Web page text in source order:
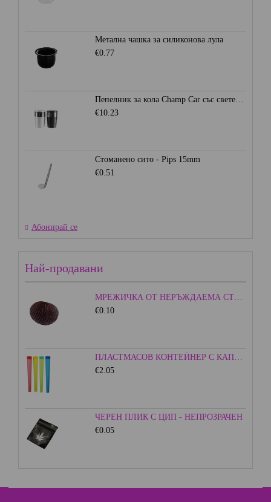
Метална чашка за силиконова лула
€0.77
Пепелник за кола Champ Car със светеща LED светлина
€10.23
Стоманено сито - Pips 15mm
€0.51
Абонирай се
Най-продавани
МРЕЖИЧКА ОТ НЕРЪЖДАЕМА СТОМАНА - 15ММ.
€0.10
ПЛАСТМАСОВ КОНТЕЙНЕР С КАПАЧКА - ЦВЕТЕН
€2.05
ЧЕРЕН ПЛИК С ЦИП - НЕПРОЗРАЧЕН
€0.05